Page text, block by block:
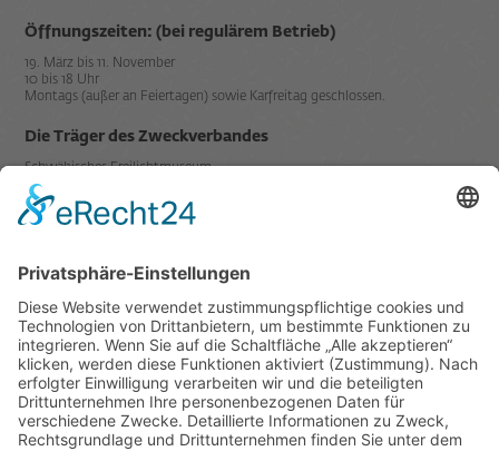
Öffnungszeiten: (bei regulärem Betrieb)
19. März bis 11. November
10 bis 18 Uhr
Montags (außer an Feiertagen) sowie Karfreitag geschlossen.
Die Träger des Zweckverbandes
Schwäbisches Freilichtmuseum
Illerbeuren sind der
Datenschutz
Impressum